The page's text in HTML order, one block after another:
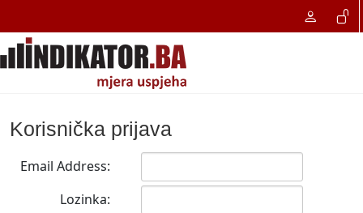
Korisnička prijava
Email Address:
Lozinka: